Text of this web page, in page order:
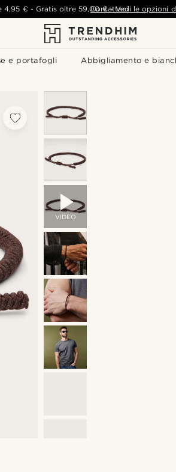
e portafogli Abbigliamento e
4,95 € - Gratis oltre 59,00 € - Vedi le opzioni
Contattaci
VIDEO